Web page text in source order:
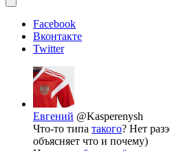
Facebook
Вконтакте
Twitter
Евгений @Kasperenysh
Что-то типа такого? Нет
объясняет что и почему)